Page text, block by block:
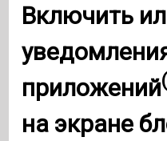
Включить
приложений
на экране